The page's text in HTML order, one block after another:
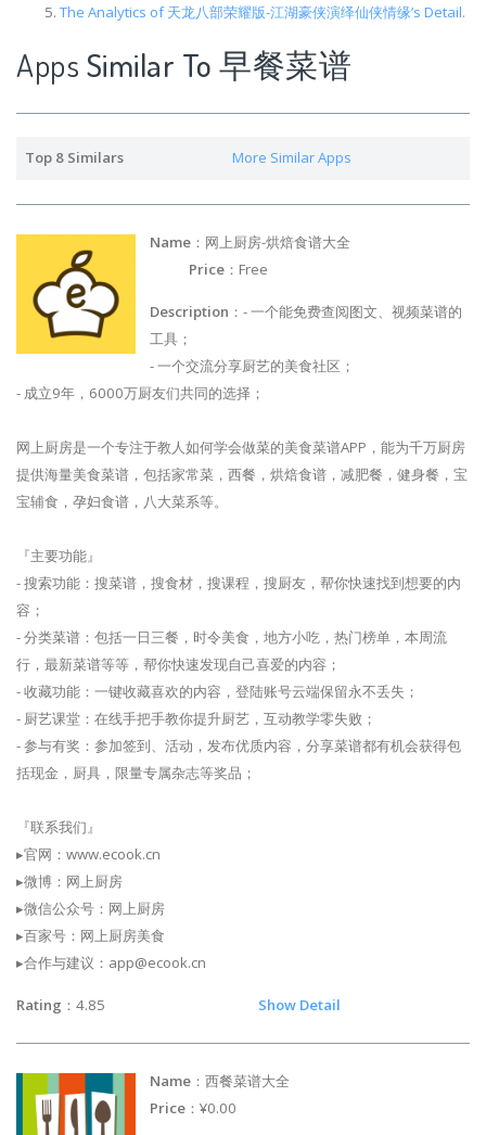
The Analytics of 天龙八部荣耀版-江湖豪侠演绎仙侠情缘’s Detail.
Apps Similar To 早餐菜谱
Top 8 Similars More Similar Apps
Name ：网上厨房-烘焙食谱大全
Price ：Free
Description ：- 一个能免费查阅图文、视频菜谱的
工具；
- 一个交流分享厨艺的美食社区；
- 成立9年，6000万厨友们共同的选择；
网上厨房是一个专注于教人如何学会做菜的美食菜谱APP，能为千万厨房
提供海量美食菜谱，包括家常菜，西餐，烘焙食谱，减肥餐，健身餐，宝
宝辅食，孕妇食谱，八大菜系等。
『主要功能』
- 搜索功能：搜菜谱，搜食材，搜课程，搜厨友，帮你快速找到想要的内
容；
- 分类菜谱：包括一日三餐，时令美食，地方小吃，热门榜单，本周流
行，最新菜谱等等，帮你快速发现自己喜爱的内容；
- 收藏功能：一键收藏喜欢的内容，登陆账号云端保留永不丢失；
- 厨艺课堂：在线手把手教你提升厨艺，互动教学零失败；
- 参与有奖：参加签到、活动，发布优质内容，分享菜谱都有机会获得包
括现金，厨具，限量专属杂志等奖品；
『联系我们』
▸官网：www.ecook.cn
▸微博：网上厨房
▸微信公众号：网上厨房
▸百家号：网上厨房美食
▸合作与建议： app@ecook.cn
Rating ：4.85 Show Detail
Name ：西餐菜谱大全
Price ：¥0.00